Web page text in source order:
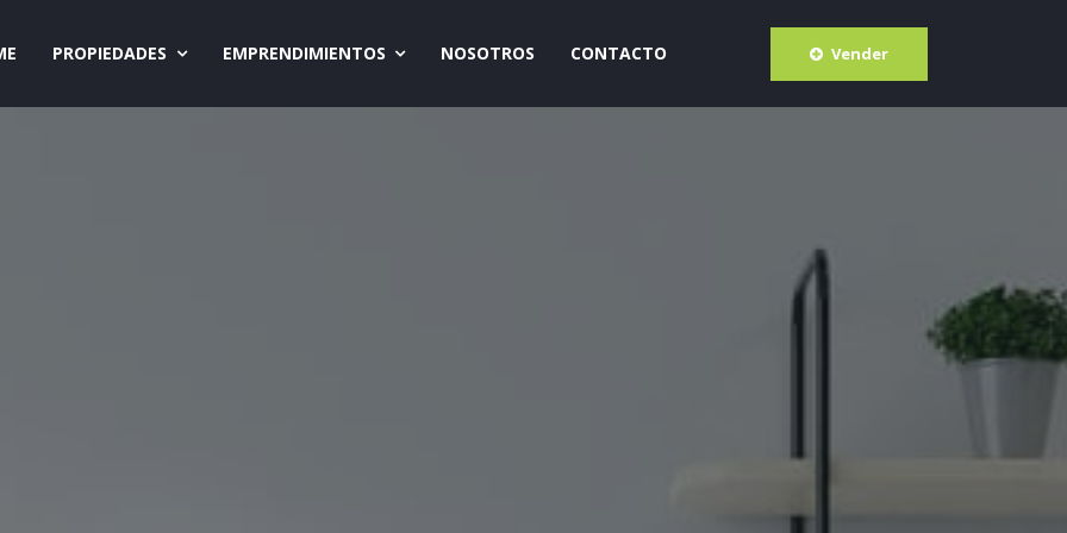
PROPIEDADES EMPRENDIMIENTOS NOSOTROS CONTACTO Vender